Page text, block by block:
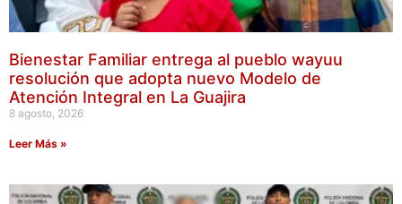
Bienestar Familiar entrega al pueblo wayuu
resolución que adopta nuevo Modelo de
Atención Integral en La Guajira
8 agosto, 2026
Leer Más »